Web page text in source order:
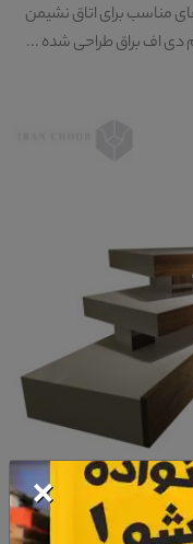
مناسب برای اتاق نشیمن
دی اف براق طراحی شده ...
شده است.قرار گیری فوق العاده
×